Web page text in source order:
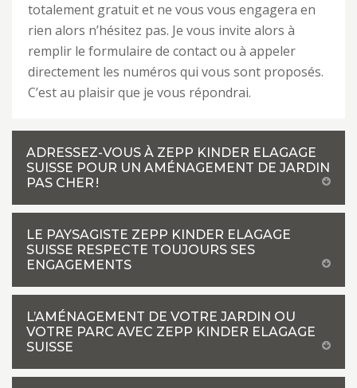
totalement gratuit et ne vous vous engagera en
rien alors n’hésitez pas. Je vous invite alors à
remplir le formulaire de contact ou à appeler
directement les numéros qui vous sont proposés.
C’est au plaisir que je vous répondrai.
ADRESSEZ-VOUS À ZEPP KINDER ELAGAGE
SUISSE POUR UN AMÉNAGEMENT DE JARDIN
PAS CHER !
LE PAYSAGISTE ZEPP KINDER ELAGAGE
SUISSE RESPECTE TOUJOURS SES
ENGAGEMENTS
L’AMÉNAGEMENT DE VOTRE JARDIN OU
VOTRE PARC AVEC ZEPP KINDER ELAGAGE
SUISSE